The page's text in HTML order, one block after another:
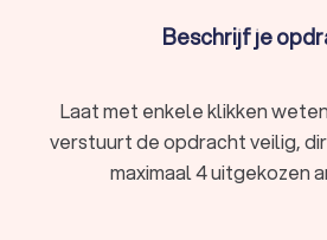
Beschrijf je
Laat met enkele klikken
verstuurt de opdracht veilig,
maximaal 4 uitgekozen